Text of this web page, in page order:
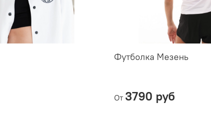
Футболка Мезень
От 3790 руб